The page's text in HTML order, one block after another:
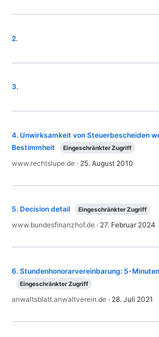
2.
3.
4. Unwirksamkeit von Steuerbescheiden
Bestimmheit
Eingeschränkter Zugriff
www.rechtslupe.de · 25. August 2010
5. Decision detail Eingeschränkter Zugriff
www.bundesfinanzhof.de · 27. Februar 2024
6. Stundenhonorarvereinbarung: 5-
Eingeschränkter Zugriff
anwaltsblatt.anwaltverein.de · 28. Juli 2021